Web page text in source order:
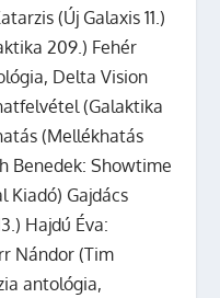
(Új Galaxis 11.)
209.) Fehér
Delta Vision
(Galaktika
(Mellékhatás
Benedek: Showtime
Kiadó) Gajdács
Hajdú Éva:
Nándor (Tim
antológia,